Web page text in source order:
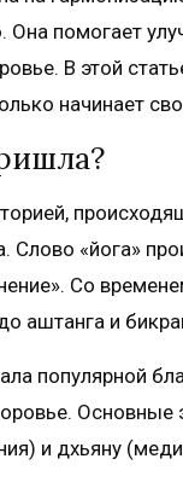
Она помогает
В этой
начинает
Слово «йога»
Со
аштанга и
популярной
и дхьяну